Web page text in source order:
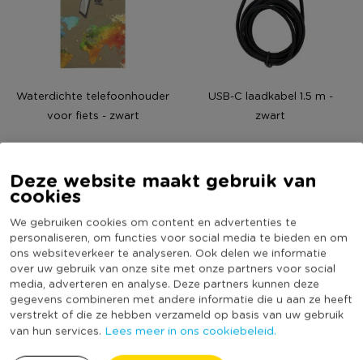
Deze website maakt gebruik van
cookies
We gebruiken cookies om content en advertenties te
personaliseren, om functies voor social media te bieden en om
ons websiteverkeer te analyseren. Ook delen we informatie
over uw gebruik van onze site met onze partners voor social
media, adverteren en analyse. Deze partners kunnen deze
gegevens combineren met andere informatie die u aan ze heeft
verstrekt of die ze hebben verzameld op basis van uw gebruik
van hun services. Lees meer in ons cookiebeleid.
Waterdichte telefoonhouder
voor fiets - zwart
11,99
USB-C laadkabel 1.5 m -
zwart
3,-